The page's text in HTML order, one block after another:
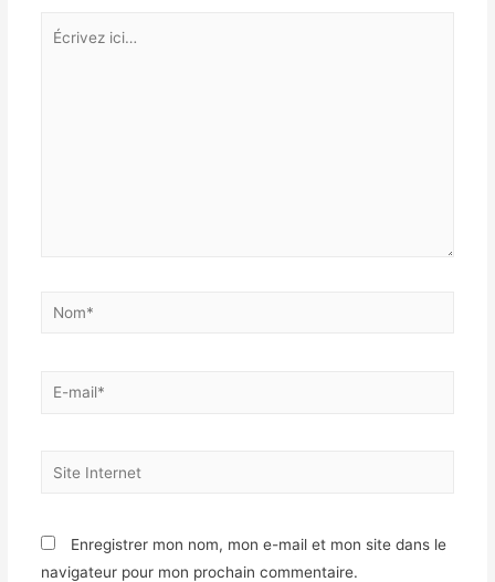
Écrivez
Nom*
E-
Site
Enregistrer mon nom, mon e-mail et mon site dans le
navigateur pour mon prochain commentaire.